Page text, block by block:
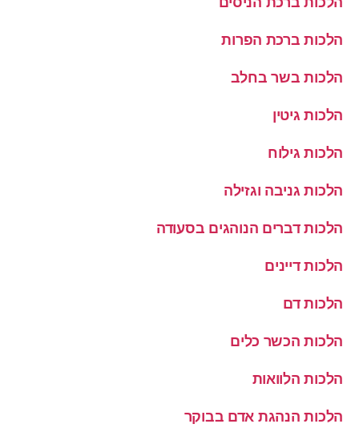
הלכות ברכת הפרות
הלכות בשר בחלב
הלכות גיטין
הלכות גילוח
הלכות גניבה וגזילה
הלכות דברים הנוהגים בסעודה
הלכות דיינים
הלכות דם
הלכות הכשר כלים
הלכות הלוואות
הלכות הנהגת אדם בבוקר